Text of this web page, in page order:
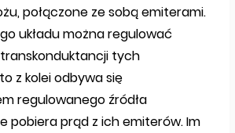
połączone ze sobą emiterami.
układu można regulować
tych
z kolei odbywa się
regulowanego źródła
pobiera prąd z ich emiterów. Im